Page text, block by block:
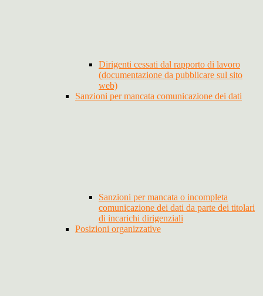
Dirigenti cessati dal rapporto di lavoro
(documentazione da pubblicare sul sito
web)
Sanzioni per mancata comunicazione dei dati
Sanzioni per mancata o incompleta
comunicazione dei dati da parte dei titolari
di incarichi dirigenziali
Posizioni organizzative